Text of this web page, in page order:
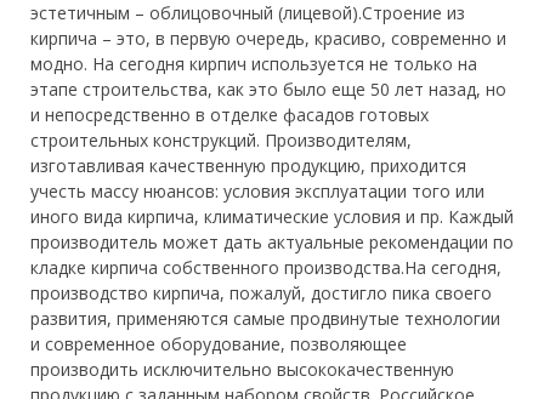
эстетичным – облицовочный (лицевой).Строение из
кирпича – это, в первую очередь, красиво, современно и
модно. На сегодня кирпич используется не только на
этапе строительства, как это было еще 50 лет назад, но
и непосредственно в отделке фасадов готовых
строительных конструкций. Производителям,
изготавливая качественную продукцию, приходится
учесть массу нюансов: условия эксплуатации того или
иного вида кирпича, климатические условия и пр. Каждый
производитель может дать актуальные рекомендации по
кладке кирпича собственного производства.На сегодня,
производство кирпича, пожалуй, достигло пика своего
развития, применяются самые продвинутые технологии
и современное оборудование, позволяющее
производить исключительно высококачественную